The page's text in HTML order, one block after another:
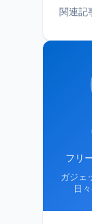
関連記
フリ
ガジェ
日